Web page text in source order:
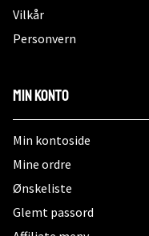
Vilkår
Personvern
Min konto
Min kontoside
Mine ordre
Ønskeliste
Glemt passord